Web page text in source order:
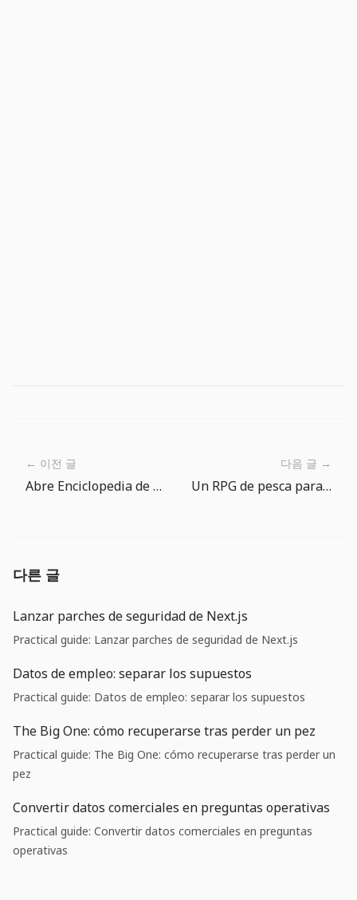
← 이전 글
Abre Enciclopedia de Peces para encontrar tu próxima captura
다음 글 →
Un RPG de pesca para abrir cuando te aburres
다른 글
Lanzar parches de seguridad de Next.js
Practical guide: Lanzar parches de seguridad de Next.js
Datos de empleo: separar los supuestos
Practical guide: Datos de empleo: separar los supuestos
The Big One: cómo recuperarse tras perder un pez
Practical guide: The Big One: cómo recuperarse tras perder un
pez
Convertir datos comerciales en preguntas operativas
Practical guide: Convertir datos comerciales en preguntas
operativas